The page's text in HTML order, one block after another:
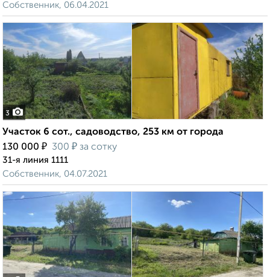
Собственник, 06.04.2021
3
Участок 6 сот., садоводство, 253 км от города
130 000 ₽ 300 ₽ за сотку
31-я линия 1111
Собственник, 04.07.2021